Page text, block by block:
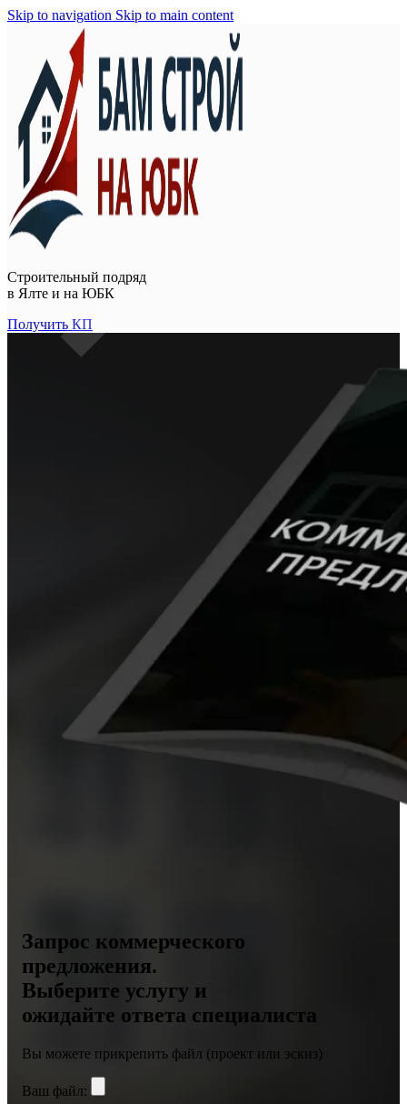
Skip to navigation Skip to main content
Строительный подряд
в Ялте и на ЮБК
Получить КП
Запрос коммерческого
предложения.
Выберите услугу и
ожидайте ответа специалиста
Вы можете прикрепить файл (проект или эскиз)
Ваш файл: